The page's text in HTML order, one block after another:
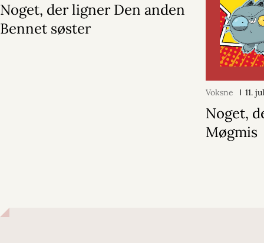
Noget, der ligner Den anden
Bennet søster
Voksne 11.
Noget,
Møgmis